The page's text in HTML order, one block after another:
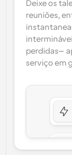
Deixe os
reuniões,
serviço em